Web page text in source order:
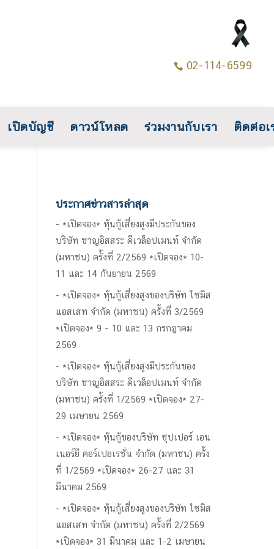
 02-114-6599
เปิดบัญชี ดาวน์โหลด ร่วมงานกับเรา ติดต่อเ
ประกาศข่าวสารล่าสุด
*เปิดจอง* หุ้นกู้เสี่ยงสูงมีประกันของ
บริษัท ชาญอิสสระ ดีเวล็อปเมนท์ จำกัด
(มหาชน) ครั้งที่ 2/2569 *เปิดจอง* 10-
11 และ 14 กันยายน 2569
*เปิดจอง* หุ้นกู้เสี่ยงสูงของบริษัท ไซมิส
แอสเสท จำกัด (มหาชน) ครั้งที่ 3/2569
*เปิดจอง* 9 – 10 และ 13 กรกฎาคม
2569
*เปิดจอง* หุ้นกู้เสี่ยงสูงมีประกันของ
บริษัท ชาญอิสสระ ดีเวล็อปเมนท์ จำกัด
(มหาชน) ครั้งที่ 1/2569 *เปิดจอง* 27-
29 เมษายน 2569
*เปิดจอง* หุ้นกู้ของบริษัท ซุปเปอร์ เอน
เนอร์ยี คอร์เปอเรชั่น จำกัด (มหาชน) ครั้ง
ที่ 1/2569 *เปิดจอง* 26-27 และ 31
มีนาคม 2569
*เปิดจอง* หุ้นกู้เสี่ยงสูงของบริษัท ไซมิส
แอสเสท จำกัด (มหาชน) ครั้งที่ 2/2569
*เปิดจอง* 31 มีนาคม และ 1-2 เมษายน